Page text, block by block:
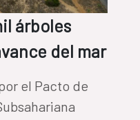
árboles
del mar
el Pacto de